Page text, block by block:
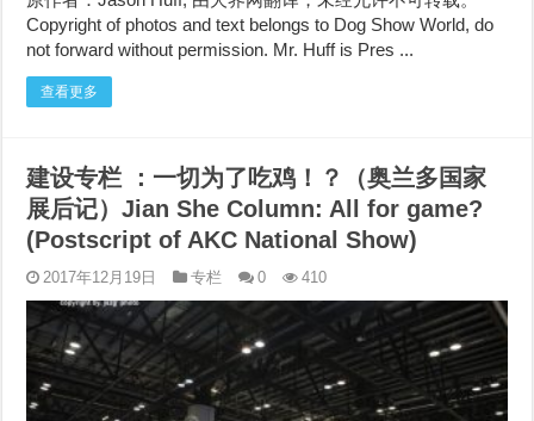
Copyright of photos and text belongs to Dog Show World, do
not forward without permission. Mr. Huff is Pres ...
查看更多
建设专栏 ：一切为了吃鸡！？（奥兰多国家
展后记）Jian She Column: All for game?
(Postscript of AKC National Show)
2017年12月19日 专栏 0 410